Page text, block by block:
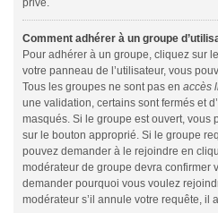
privé.
Comment adhérer à un groupe
Pour adhérer à un groupe, cliquez sur
votre panneau de l’utilisateur, vous
Tous les groupes ne sont pas en accès
une validation, certains sont fermés et
masqués. Si le groupe est ouvert, vous
sur le bouton approprié. Si le groupe
pouvez demander à le rejoindre en
modérateur de groupe devra confirmer
demander pourquoi vous voulez
modérateur s’il annule votre requête, il